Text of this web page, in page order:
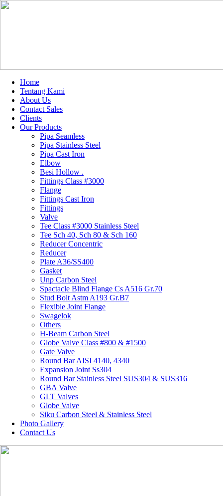
Home
Tentang Kami
About Us
Contact Sales
Clients
Our Products
Pipa Seamless
Pipa Stainless Steel
Pipa Cast Iron
Elbow
Besi Hollow .
Fittings Class #3000
Flange
Fittings Cast Iron
Fittings
Valve
Tee Class #3000 Stainless Steel
Tee Sch 40, Sch 80 & Sch 160
Reducer Concentric
Reducer
Plate A36/SS400
Gasket
Unp Carbon Steel
Spactacle Blind Flange Cs A516 Gr.70
Stud Bolt Astm A193 Gr.B7
Flexible Joint Flange
Swagelok
Others
H-Beam Carbon Steel
Globe Valve Class #800 & #1500
Gate Valve
Round Bar AISI 4140, 4340
Expansion Joint Ss304
Round Bar Stainless Steel SUS304 & SUS316
GBA Valve
GLT Valves
Globe Valve
Siku Carbon Steel & Stainless Steel
Photo Gallery
Contact Us